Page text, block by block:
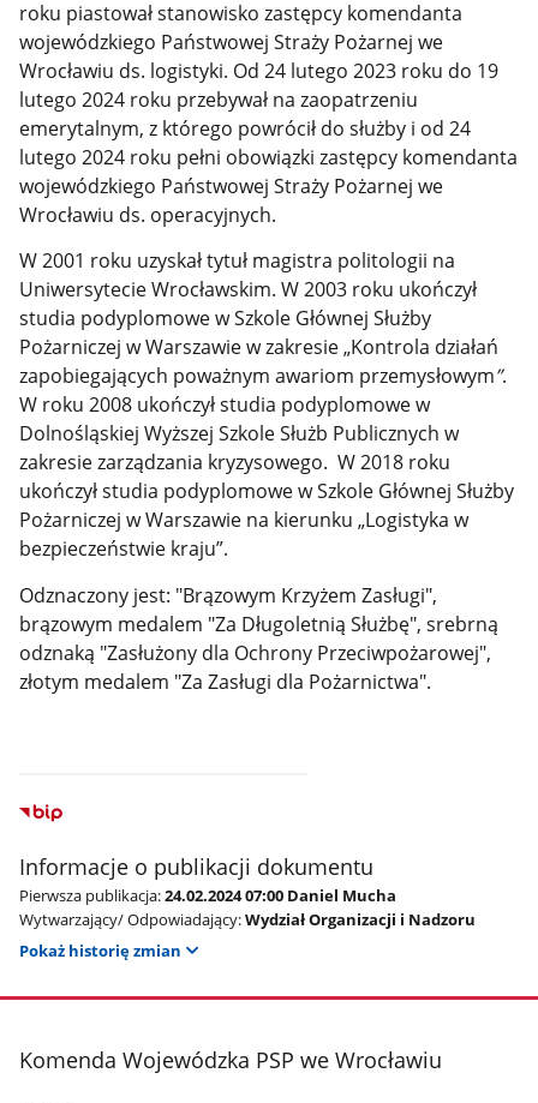
roku piastował stanowisko zastępcy komendanta
wojewódzkiego Państwowej Straży Pożarnej we
Wrocławiu ds. logistyki. Od 24 lutego 2023 roku do 19
lutego 2024 roku przebywał na zaopatrzeniu
emerytalnym, z którego powrócił do służby i od 24
lutego 2024 roku pełni obowiązki zastępcy komendanta
wojewódzkiego Państwowej Straży Pożarnej we
Wrocławiu ds. operacyjnych.
W 2001 roku uzyskał tytuł magistra politologii na
Uniwersytecie Wrocławskim. W 2003 roku ukończył
studia podyplomowe w Szkole Głównej Służby
Pożarniczej w Warszawie w zakresie „Kontrola działań
zapobiegających poważnym awariom przemysłowym”.
W roku 2008 ukończył studia podyplomowe w
Dolnośląskiej Wyższej Szkole Służb Publicznych w
zakresie zarządzania kryzysowego. W 2018 roku
ukończył studia podyplomowe w Szkole Głównej Służby
Pożarniczej w Warszawie na kierunku „Logistyka w
bezpieczeństwie kraju”.
Odznaczony jest: "Brązowym Krzyżem Zasługi",
brązowym medalem "Za Długoletnią Służbę", srebrną
odznaką "Zasłużony dla Ochrony Przeciwpożarowej",
złotym medalem "Za Zasługi dla Pożarnictwa".
Informacje o publikacji dokumentu
Pierwsza publikacja:24.02.2024 07:00 Daniel Mucha
Wytwarzający/ Odpowiadający:Wydział Organizacji i Nadzoru
Pokaż historię zmian
stopka
Komenda Wojewódzka PSP we Wrocławiu